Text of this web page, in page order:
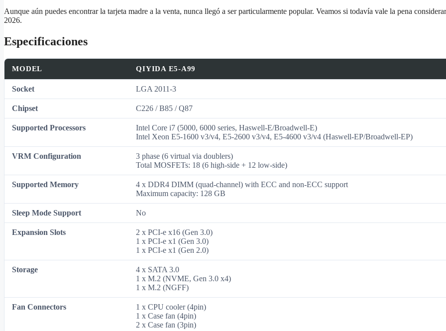
Aunque aún puedes encontrar la tarjeta madre a la venta, nunca llegó a ser particularmente popular. Veamos si todavía vale la pena
2026.
Especificaciones
MODEL QIYIDA E5-A99
Socket LGA 2011-3
Chipset C226 / B85 / Q87
Supported Processors
Intel Core i7 (5000, 6000 series, Haswell-E/Broadwell-E)
Intel Xeon E5-1600 v3/v4, E5-2600 v3/v4, E5-4600 v3/v4 (Haswell-EP/Broadwell-EP)
VRM Configuration
3 phase (6 virtual via doublers)
Total MOSFETs: 18 (6 high-side + 12 low-side)
Supported Memory
4 x DDR4 DIMM (quad-channel) with ECC and non-ECC support
Maximum capacity: 128 GB
Sleep Mode Support No
Expansion Slots
2 x PCI-e x16 (Gen 3.0)
1 x PCI-e x1 (Gen 3.0)
1 x PCI-e x1 (Gen 2.0)
Storage
4 x SATA 3.0
1 x M.2 (NVME, Gen 3.0 x4)
1 x M.2 (NGFF)
Fan Connectors
1 x CPU cooler (4pin)
1 x Case fan (4pin)
2 x Case fan (3pin)